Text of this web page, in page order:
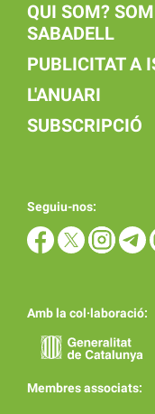
QUI SOM?
SABADELL
PUBLICITAT A
L'ANUARI
SUBSCRIPCIÓ
Seguiu-nos:
Amb la col·laboració:
Membres associats: